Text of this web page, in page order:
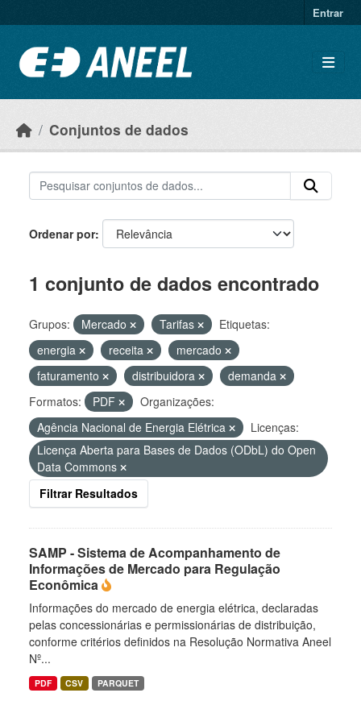
Entrar
Conjuntos de dados
Ordenar por
1 conjunto de dados encontrado
Grupos: Mercado Tarifas
Etiquetas:
energia
receita
mercado
faturamento
distribuidora
demanda
Formatos:
PDF
Organizações:
Agência Nacional de Energia Elétrica
Licenças:
Licença Aberta para Bases de Dados (ODbL) do Open
Data Commons
Filtrar Resultados
SAMP - Sistema de Acompanhamento de
Informações de Mercado para Regulação
Econômica
Informações do mercado de energia elétrica, declaradas
pelas concessionárias e permissionárias de distribuição,
conforme critérios definidos na Resolução Normativa Aneel
Nº...
PDF CSV PARQUET